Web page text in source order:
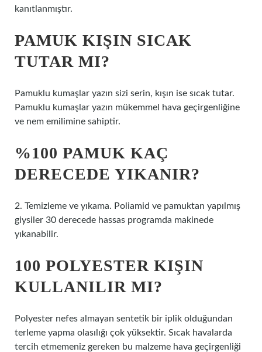
kanıtlanmıştır.
PAMUK KIŞIN SICAK
TUTAR MI?
Pamuklu kumaşlar yazın sizi serin, kışın ise sıcak tutar.
Pamuklu kumaşlar yazın mükemmel hava geçirgenliğine
ve nem emilimine sahiptir.
%100 PAMUK KAÇ
DERECEDE YIKANIR?
2. Temizleme ve yıkama. Poliamid ve pamuktan yapılmış
giysiler 30 derecede hassas programda makinede
yıkanabilir.
100 POLYESTER KIŞIN
KULLANILIR MI?
Polyester nefes almayan sentetik bir iplik olduğundan
terleme yapma olasılığı çok yüksektir. Sıcak havalarda
tercih etmemeniz gereken bu malzeme hava geçirgenliği